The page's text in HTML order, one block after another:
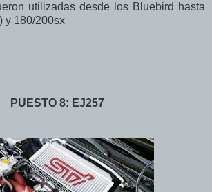
utilizadas desde los Bluebird hasta
y 180/200sx
PUESTO 8: EJ257